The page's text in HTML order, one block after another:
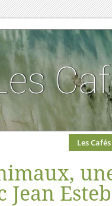
Les Cafés